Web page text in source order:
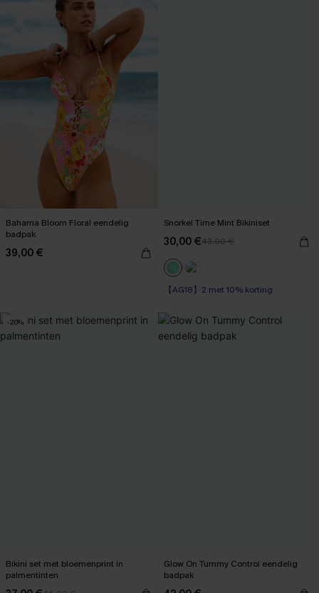
Bahama Bloom Floral eendelig
badpak
39,00 €
Snorkel Time Mint Bikiniset
30,00 €43,00 €
【AG18】2 met 10% korting
-20%
Bikini set met bloemenprint in
palmentinten
Glow On Tummy Control eendelig
badpak